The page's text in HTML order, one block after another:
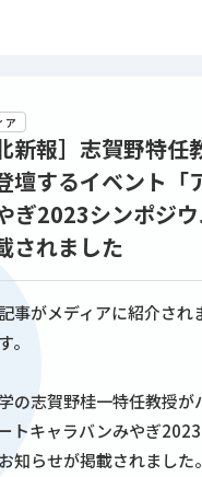
ア
新報］志賀野特任
壇するイベント「
ぎ2023シンポジ
されました
事がメディアに紹介され
。
の志賀野桂一特任教授が
トキャラバンみやぎ
知らせが掲載されました。